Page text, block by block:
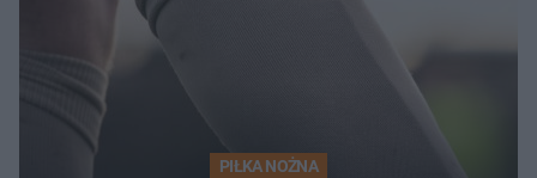
PIŁKA NOŻNA